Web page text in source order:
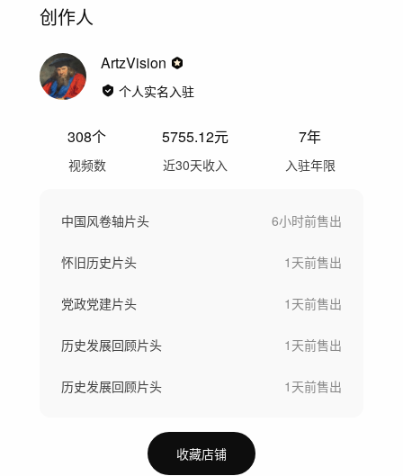
创作人
ArtzVision
个人实名入驻
308个
视频数
5755.12元
近30天收入
7年
入驻年限
中国风卷轴片头 6小时前售出
怀旧历史片头 1天前售出
党政党建片头 1天前售出
历史发展回顾片头 1天前售出
历史发展回顾片头 1天前售出
收藏店铺